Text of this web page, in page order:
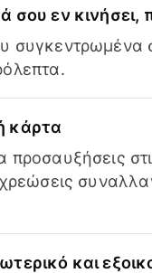
σου εν
συγκεντρωμένα
κάρτα
προσαυξήσεις
χρεώσεις
και